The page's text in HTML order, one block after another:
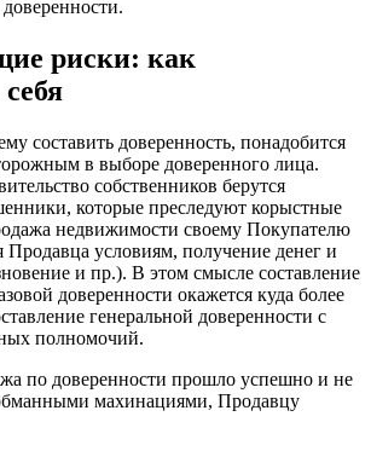
риски: как
составить доверенность, понадобится
в выборе доверенного лица.
собственников берутся
которые преследуют корыстные
недвижимости своему Покупателю
условиям, получение денег и
и пр.). В этом смысле составление
доверенности окажется куда более
генеральной доверенности с
полномочий.
по доверенности прошло успешно и не
махинациями, Продавцу